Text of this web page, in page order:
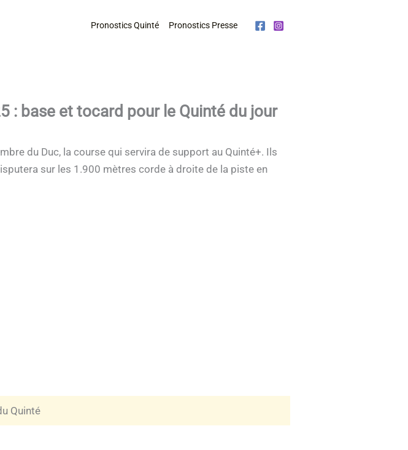
Pronostics Quinté Pronostics Presse
: base et tocard pour le Quinté du jour
du Duc, la course qui servira de support au Quinté+. Ils
sur les 1.900 mètres corde à droite de la piste en
Quinté